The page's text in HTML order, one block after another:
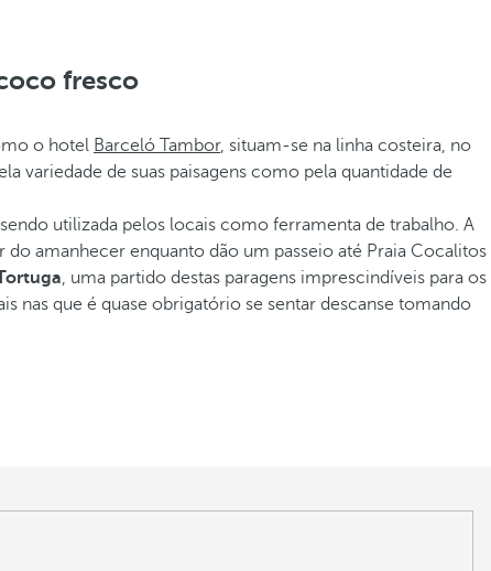
fresco
o hotel Barceló Tambor, situam-se na linha costeira, no
variedade de suas paisagens como pela quantidade de
utilizada pelos locais como ferramenta de trabalho. A
amanhecer enquanto dão um passeio até Praia Cocalitos
, uma partido destas paragens imprescindíveis para os
nas que é quase obrigatório se sentar descanse tomando